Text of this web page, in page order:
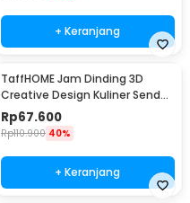
+ Keranjang
TaffHOME Jam Dinding 3D
Creative Design Kuliner Sendok
Garpu 30.5cm - T6806
Rp67.600
Rp110.900 40%
+ Keranjang